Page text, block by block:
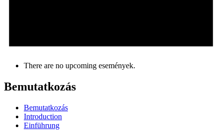
There are no upcoming események.
Bemutatkozás
Bemutatkozás
Introduction
Einführung